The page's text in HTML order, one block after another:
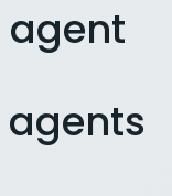
agent